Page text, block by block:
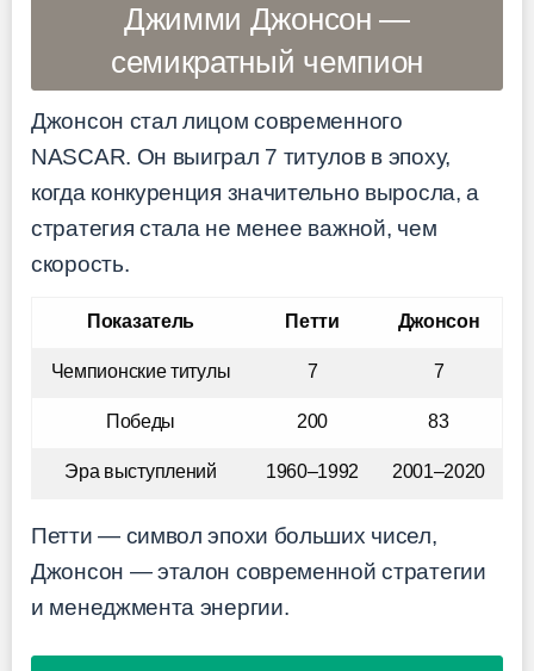
Джимми Джонсон —
семикратный чемпион
Джонсон стал лицом современного
NASCAR. Он выиграл 7 титулов в эпоху,
когда конкуренция значительно выросла, а
стратегия стала не менее важной, чем
скорость.
Показатель Петти Джонсон
Чемпионские титулы 7 7
Победы 200 83
Эра выступлений 1960–1992 2001–2020
Петти — символ эпохи больших чисел,
Джонсон — эталон современной стратегии
и менеджмента энергии.